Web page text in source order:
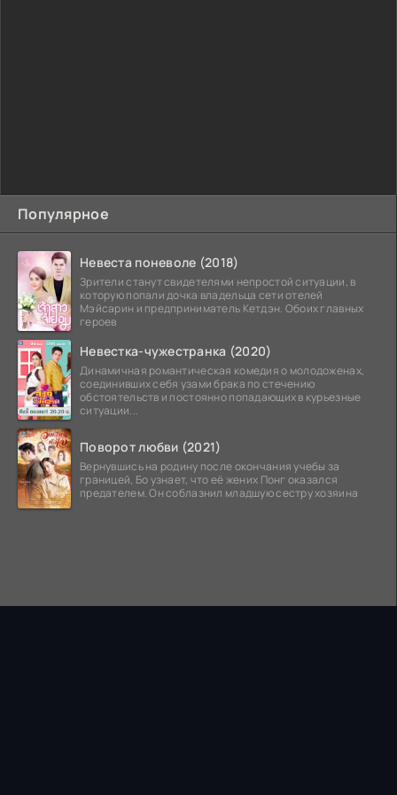
Популярное
Невеста поневоле (2018)
Зрители станут свидетелями непростой ситуации, в
которую попали дочка владельца сети отелей
Мэйсарин и предприниматель Кетдэн. Обоих главных
героев
Невестка-чужестранка (2020)
Динамичная романтическая комедия о молодоженах,
соединивших себя узами брака по стечению
обстоятельств и постоянно попадающих в курьезные
ситуации...
Поворот любви (2021)
Вернувшись на родину после окончания учебы за
границей, Бо узнает, что её жених Понг оказался
предателем. Он соблазнил младшую сестру хозяина